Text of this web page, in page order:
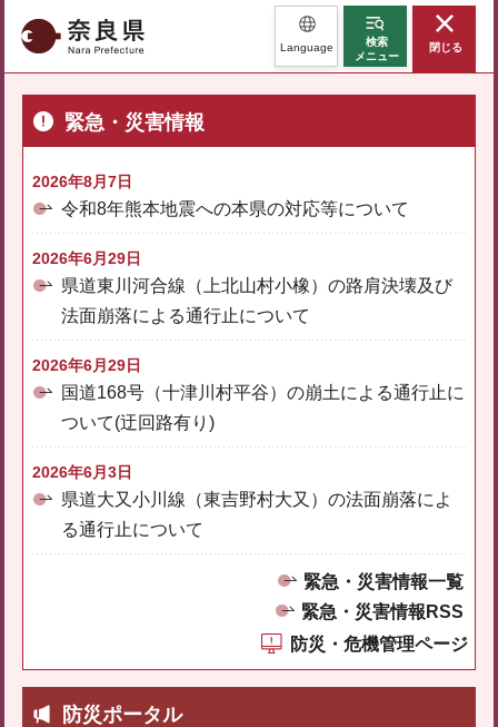
奈良県 Language
検索
メニュー
閉じる
緊急・災害情報
2026年8月7日
令和8年熊本地震への本県の対応等について
2026年6月29日
県道東川河合線（上北山村小橡）の路肩決壊及び
法面崩落による通行止について
2026年6月29日
国道168号（十津川村平谷）の崩土による通行止に
ついて(迂回路有り)
2026年6月3日
県道大又小川線（東吉野村大又）の法面崩落によ
る通行止について
緊急・災害情報一覧
緊急・災害情報RSS
防災・危機管理ページ
防災ポータル